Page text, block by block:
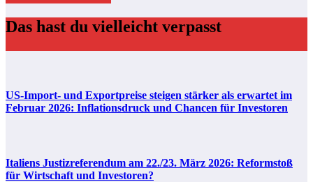
Das hast du vielleicht verpasst
US-Import- und Exportpreise steigen stärker als erwartet im
Februar 2026: Inflationsdruck und Chancen für Investoren
Italiens Justizreferendum am 22./23. März 2026: Reformstoß
für Wirtschaft und Investoren?